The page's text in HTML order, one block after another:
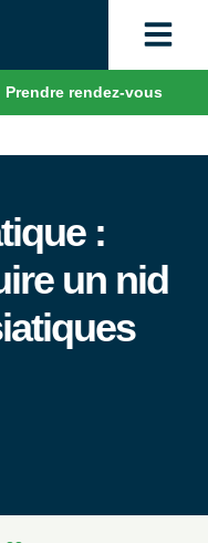
Prendre rendez-vous
:
un nid